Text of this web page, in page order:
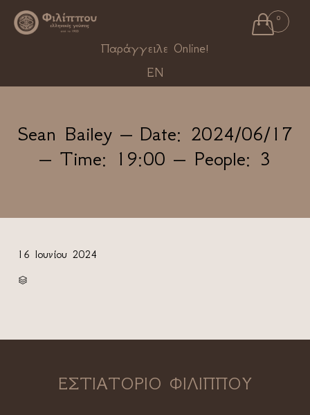
 0
Παράγγειλε Online!
EN
Sean Bailey – Date: 2024/06/17
– Time: 19:00 – People: 3
16 Ιουνίου 2024

ΕΣΤΙΑΤΟΡΙΟ ΦΙΛΙΠΠΟΥ